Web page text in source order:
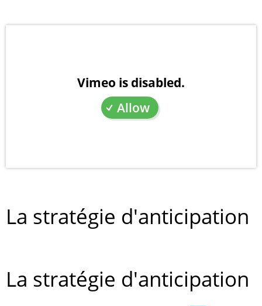
Vimeo is disabled.
Allow
La stratégie d'anticipation
La stratégie d'anticipation